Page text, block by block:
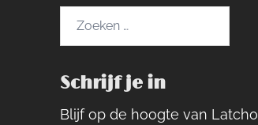
Schrijf je in
Blijf op de hoogte van Latcho